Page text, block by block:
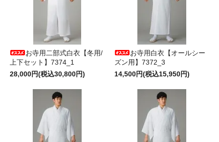
お寺用二部式白衣【冬用/
上下セット】7374_1
28,000円(税込30,800円)
お寺用白衣【オールシー
ズン用】7372_3
14,500円(税込15,950円)